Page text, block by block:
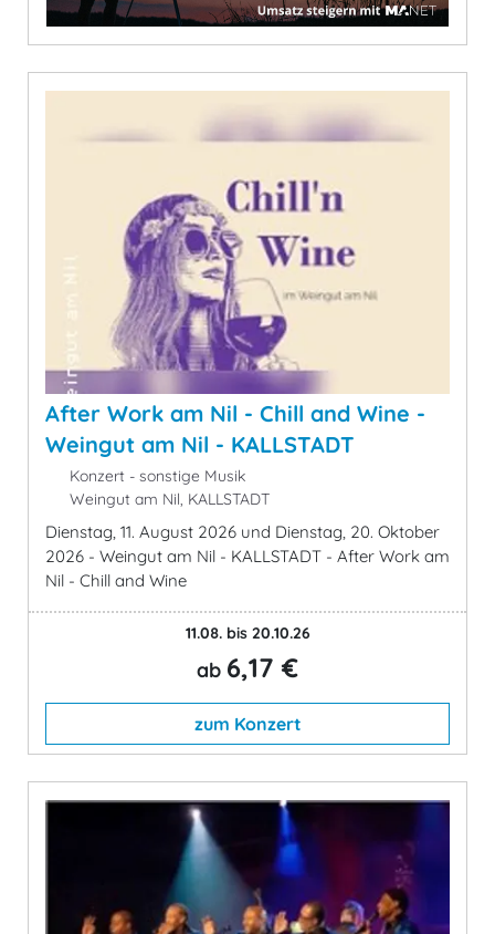
After Work am Nil - Chill and Wine -
Weingut am Nil - KALLSTADT
Konzert - sonstige Musik
Weingut am Nil, KALLSTADT
Dienstag, 11. August 2026 und Dienstag, 20. Oktober
2026 - Weingut am Nil - KALLSTADT - After Work am
Nil - Chill and Wine
11.08. bis 20.10.26
ab 6,17 €
zum Konzert